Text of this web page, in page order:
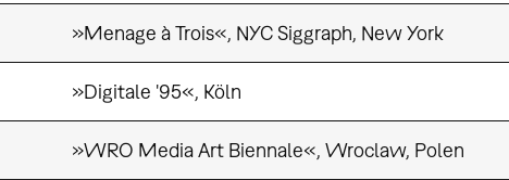
»Menage à Trois«, NYC Siggraph, New York
»Digitale '95«, Köln
»WRO Media Art Biennale«, Wroclaw, Polen